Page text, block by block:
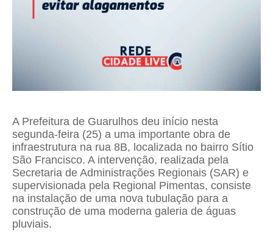
A Prefeitura de Guarulhos deu início nesta
segunda-feira (25) a uma importante obra de
infraestrutura na rua 8B, localizada no bairro Sítio
São Francisco. A intervenção, realizada pela
Secretaria de Administrações Regionais (SAR) e
supervisionada pela Regional Pimentas, consiste
na instalação de uma nova tubulação para a
construção de uma moderna galeria de águas
pluviais.